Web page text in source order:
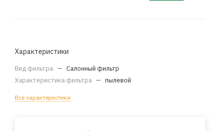
Характеристики
Вид фильтра — Салонный фильтр
Характеристика фильтра — пылевой
Все характеристики